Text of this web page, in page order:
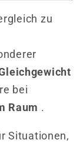
zu
bei
Raum .
Situationen,